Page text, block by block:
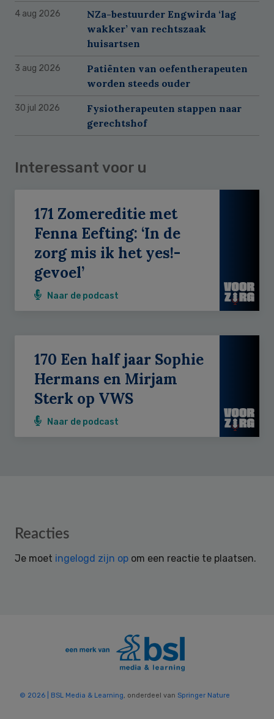
4 aug 2026
NZa-bestuurder Engwirda ‘lag
wakker’ van rechtszaak
huisartsen
3 aug 2026
Patiënten van oefentherapeuten
worden steeds ouder
30 jul 2026
Fysiotherapeuten stappen naar
gerechtshof
Interessant voor u
171 Zomereditie met
Fenna Eefting: ‘In de
zorg mis ik het yes!-
gevoel’
Naar de podcast
170 Een half jaar Sophie
Hermans en Mirjam
Sterk op VWS
Naar de podcast
Reader
Reacties
Je moet ingelogd zijn op om een reactie te plaatsen.
© 2026 | BSL Media & Learning, onderdeel van Springer Nature